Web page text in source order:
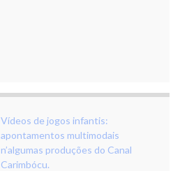
Vídeos de jogos infantis:
apontamentos multimodais
n’algumas produções do Canal
Carimbócu.